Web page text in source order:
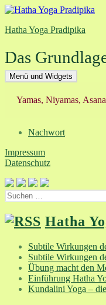
Zum
springen
Hatha Yoga Pradipika
Das
Menü und Widgets
Yamas, Niyamas,
Nachwort
Impressum
Datenschutz
Suchen
nach:
Hatha
Subtile Wirkungen
Subtile Wirkungen
Übung macht den
Einführung Hatha
Kundalini Yoga –